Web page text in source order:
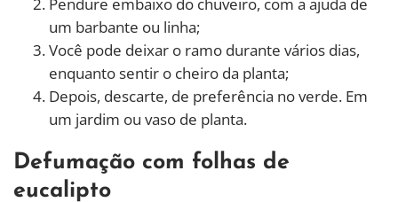
Pendure embaixo do chuveiro, com a ajuda de
um barbante ou linha;
Você pode deixar o ramo durante vários dias,
enquanto sentir o cheiro da planta;
Depois, descarte, de preferência no verde. Em
um jardim ou vaso de planta.
Defumação com folhas de
eucalipto